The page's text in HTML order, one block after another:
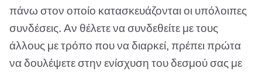
πάνω στον οποίο κατασκευάζονται οι υπόλοιπες
συνδέσεις. Αν θέλετε να συνδεθείτε με τους
άλλους με τρόπο που να διαρκεί, πρέπει πρώτα
να δουλέψετε στην ενίσχυση του δεσμού σας με